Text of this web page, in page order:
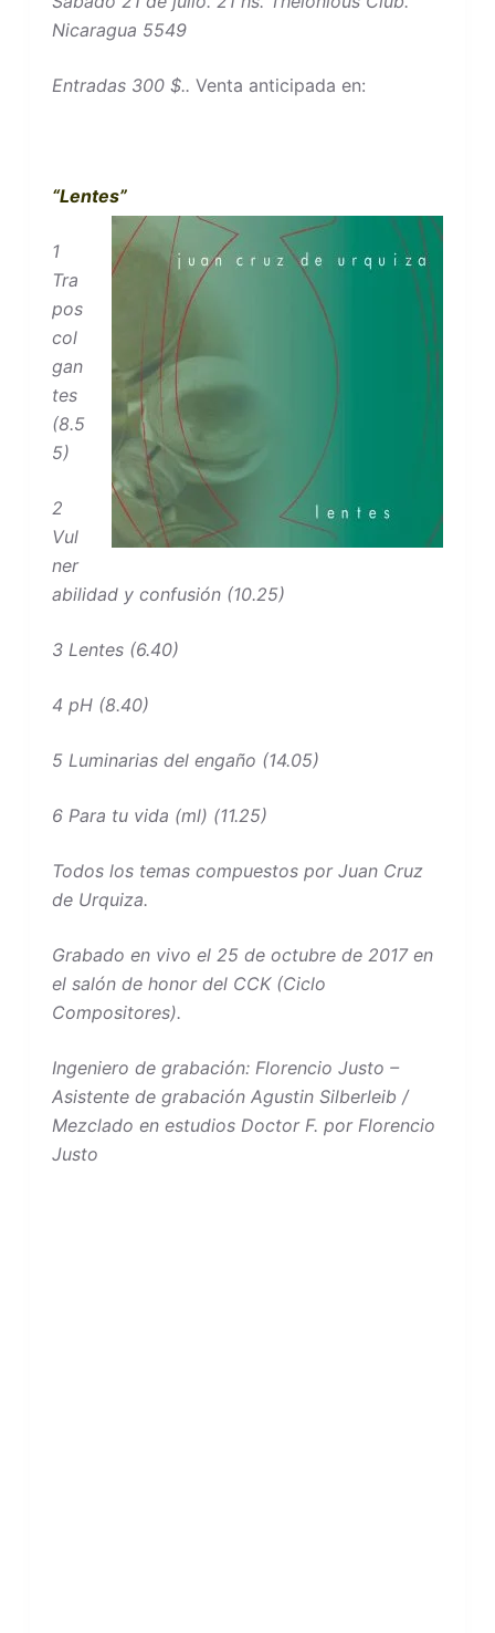
Nicaragua 5549
Entradas 300 $.. Venta anticipada en:
“Lentes”
1
Tra
pos
col
gan
tes
(8.5
5)
2
Vul
ner
abilidad y confusión (10.25)
3 Lentes (6.40)
4 pH (8.40)
5 Luminarias del engaño (14.05)
6 Para tu vida (ml) (11.25)
Todos los temas compuestos por Juan Cruz
de Urquiza.
Grabado en vivo el 25 de octubre de 2017 en
el salón de honor del CCK (Ciclo
Compositores).
Ingeniero de grabación: Florencio Justo –
Asistente de grabación Agustin Silberleib /
Mezclado en estudios Doctor F. por Florencio
Justo